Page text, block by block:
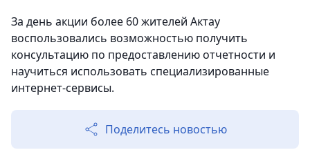
За день акции более 60 жителей Актау
воспользовались возможностью получить
консультацию по предоставлению отчетности и
научиться использовать специализированные
интернет-сервисы.
Поделитесь новостью